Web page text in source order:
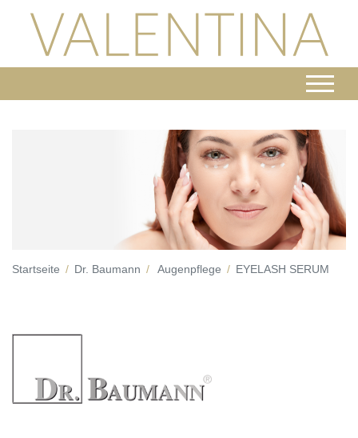
Startseite Dr. Baumann Augenpflege EYELASH SERUM